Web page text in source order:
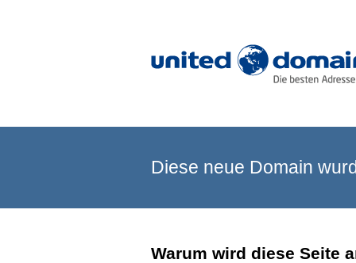
Diese neue Domain
Warum wird diese Seite